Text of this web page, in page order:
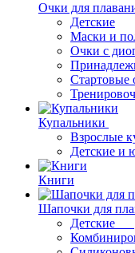
Очки для
Детские
Маски и
Очки с
Стартовые
Купальники
Взрослые
Детские и
Книги
Шапочки для
Детские